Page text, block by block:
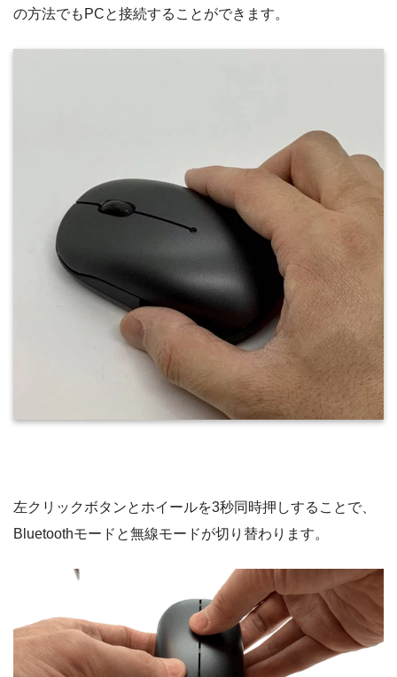
の方法でもPCと接続することができます。
左クリックボタンとホイールを3秒同時押しすることで、
Bluetoothモードと無線モードが切り替わります。